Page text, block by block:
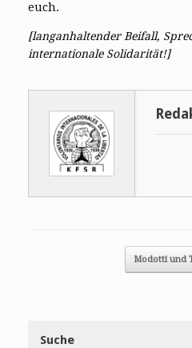
euch.
[langanhaltender Beifall,
internationale Solidarität!]
Modotti und
Suche